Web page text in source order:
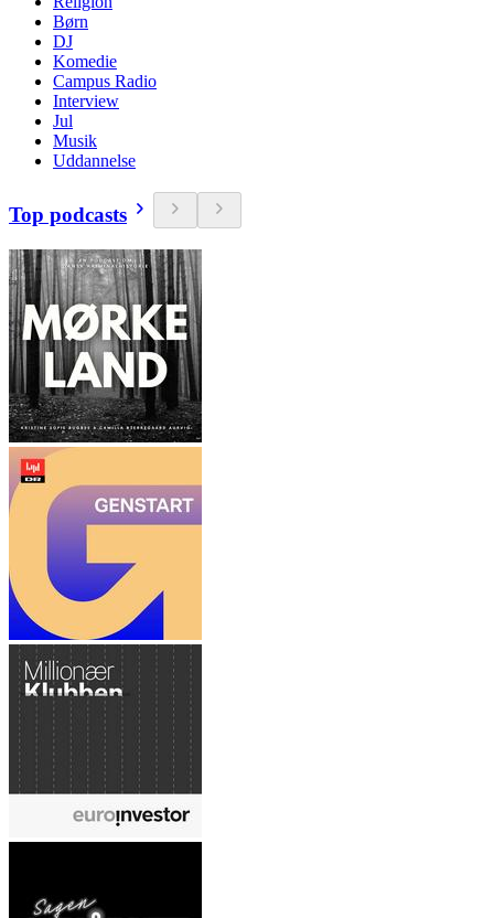
Børn
DJ
Komedie
Campus Radio
Interview
Jul
Musik
Uddannelse
Top podcasts